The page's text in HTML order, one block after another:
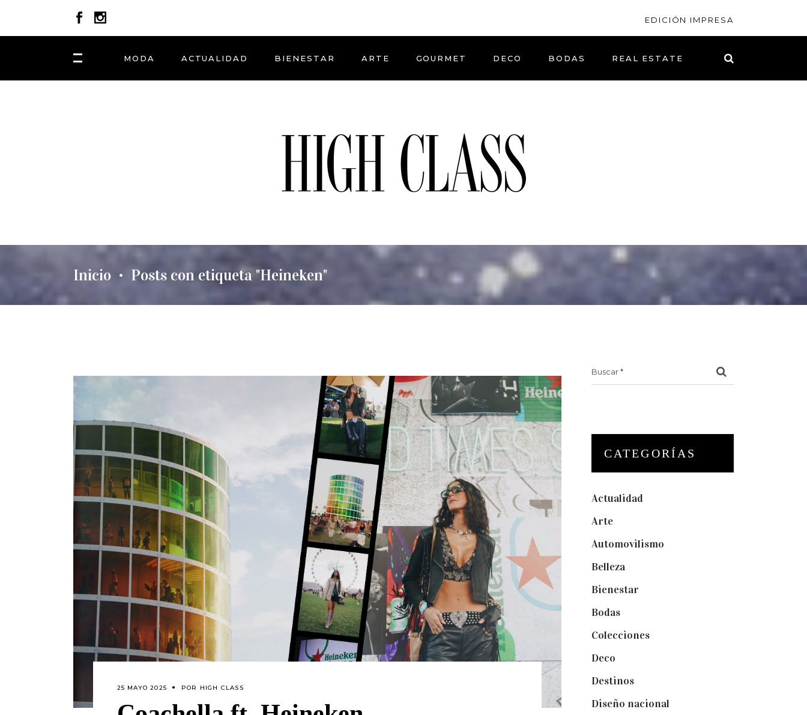
EDICIÓN IMPRESA
MODA ACTUALIDAD BIENESTAR ARTE GOURMET DECO BODAS REAL ESTATE
Inicio • Posts con etiqueta "Heineken"
25 MAYO 2025 POR HIGH CLASS
CATEGORÍAS
Actualidad
Arte(74)
Automovilismo
Belleza(32)
Bienestar
Bodas(73)
Colecciones(22)
Deco
Destinos(6)
Diseño nacional